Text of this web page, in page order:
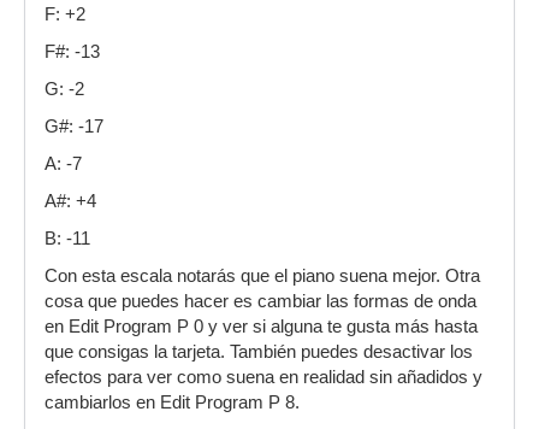
F: +2
F#: -13
G: -2
G#: -17
A: -7
A#: +4
B: -11
Con esta escala notarás que el piano suena mejor. Otra
cosa que puedes hacer es cambiar las formas de onda
en Edit Program P 0 y ver si alguna te gusta más hasta
que consigas la tarjeta. También puedes desactivar los
efectos para ver como suena en realidad sin añadidos y
cambiarlos en Edit Program P 8.